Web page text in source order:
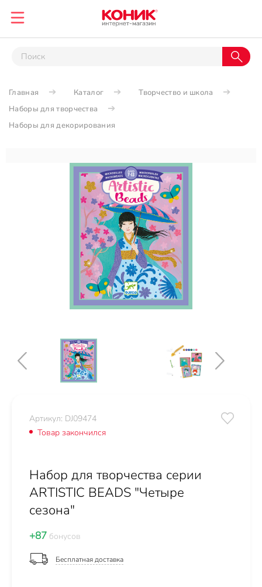
Главная Каталог
Творчество и школа
Наборы для творчества
Наборы для декорирования
Артикул: DJ09474
Товар закончился
Набор для творчества серии
ARTISTIC BEADS "Четыре
сезона"
+87 бонусов
Бесплатная доставка